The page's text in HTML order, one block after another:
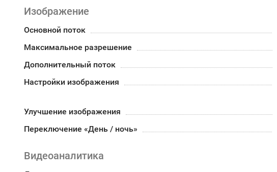
Изображение
Основной поток
Максимальное разрешение
Дополнительный поток
Настройки изображения
Улучшение изображения
Переключение «День / ночь»
Видеоаналитика